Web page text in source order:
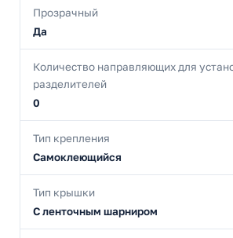
Прозрачный
Да
Количество направляющих для
разделителей
0
Тип крепления
Самоклеющийся
Тип крышки
С ленточным шарниром